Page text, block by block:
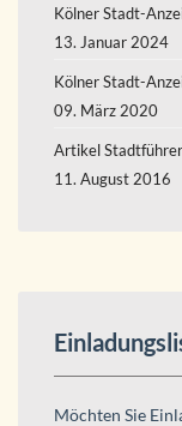
Kölner Stadt-
13. Januar 2024
Kölner Stadt-
09. März 2020
Artikel
11. August 2016
Möchten Sie